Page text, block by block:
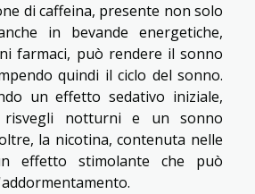
di caffeina, presente non solo
in bevande energetiche,
farmaci, può rendere il sonno
quindi il ciclo del sonno.
un effetto sedativo iniziale,
risvegli notturni e un sonno
la nicotina, contenuta nelle
effetto stimolante che può